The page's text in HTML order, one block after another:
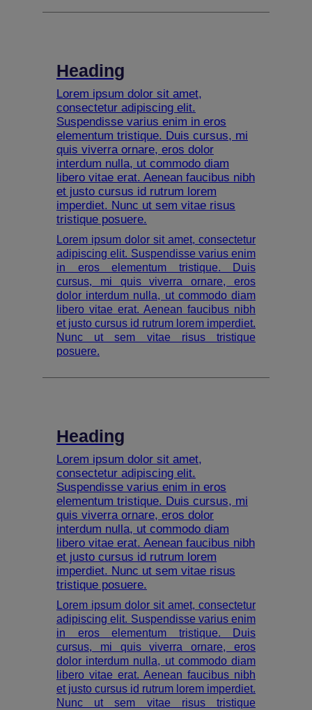
Heading
Lorem ipsum dolor sit amet,
consectetur adipiscing elit.
Suspendisse varius enim in eros
elementum tristique. Duis cursus, mi
quis viverra ornare, eros dolor
interdum nulla, ut commodo diam
libero vitae erat. Aenean faucibus nibh
et justo cursus id rutrum lorem
imperdiet. Nunc ut sem vitae risus
tristique posuere.
Lorem ipsum dolor sit amet, consectetur
adipiscing elit. Suspendisse varius enim
in eros elementum tristique. Duis
cursus, mi quis viverra ornare, eros
dolor interdum nulla, ut commodo diam
libero vitae erat. Aenean faucibus nibh
et justo cursus id rutrum lorem imperdiet.
Nunc ut sem vitae risus tristique
posuere.
Heading
Lorem ipsum dolor sit amet,
consectetur adipiscing elit.
Suspendisse varius enim in eros
elementum tristique. Duis cursus, mi
quis viverra ornare, eros dolor
interdum nulla, ut commodo diam
libero vitae erat. Aenean faucibus nibh
et justo cursus id rutrum lorem
imperdiet. Nunc ut sem vitae risus
tristique posuere.
Lorem ipsum dolor sit amet, consectetur
adipiscing elit. Suspendisse varius enim
in eros elementum tristique. Duis
cursus, mi quis viverra ornare, eros
dolor interdum nulla, ut commodo diam
libero vitae erat. Aenean faucibus nibh
et justo cursus id rutrum lorem imperdiet.
Nunc ut sem vitae risus tristique